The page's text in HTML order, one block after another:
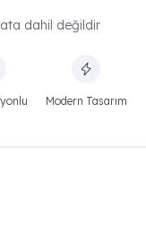
dahil değildir
Modern Tasarım